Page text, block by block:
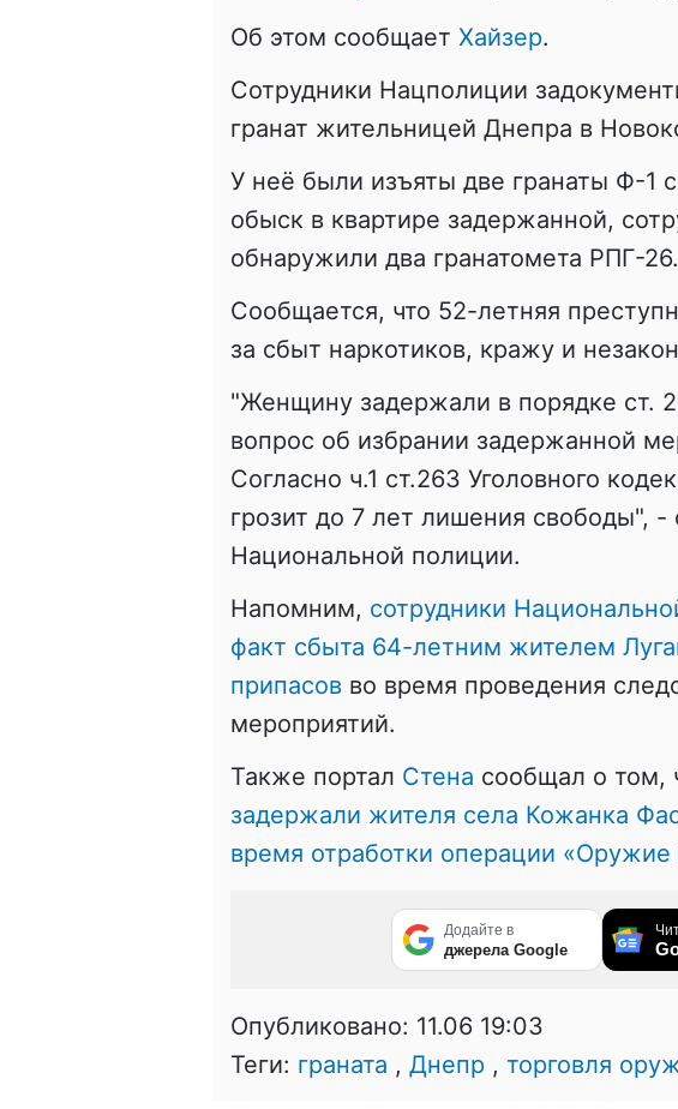
Об этом сообщает Хайзер.
Сотрудники Нацполиции
гранат жительницей Днепра в
У неё были изъяты две гранаты Ф-1
обыск в квартире задержанной,
обнаружили два гранатомета РПГ-26.
Сообщается, что 52-летняя
за сбыт наркотиков, кражу и
"Женщину задержали в порядке ст.
вопрос об избрании задержанной
Согласно ч.1 ст.263 Уголовного
грозит до 7 лет лишения свободы", -
Национальной полиции.
Напомним, сотрудники
факт сбыта 64-летним жителем
припасов во время проведения
мероприятий.
Также портал Стена сообщал о том,
задержали жителя села Кожанка
время отработки операции «Оружие
Додайте в
джерела Google
Опубликовано: 11.06 19:03
Теги: граната , Днепр , торговля